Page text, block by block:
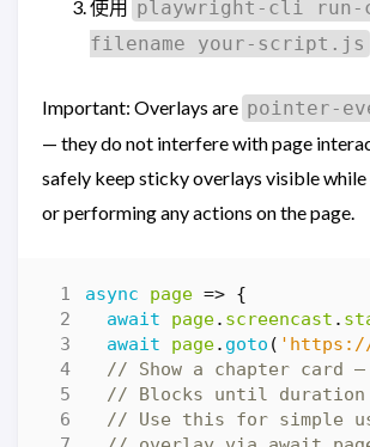
使用 playwright-cli run-
filename your-script.js
Important: Overlays are pointer-
— they do not interfere with page
safely keep sticky overlays visible
or performing any actions on the page.
async page => {
await
page. screencast .
await
page. goto ( 'https://